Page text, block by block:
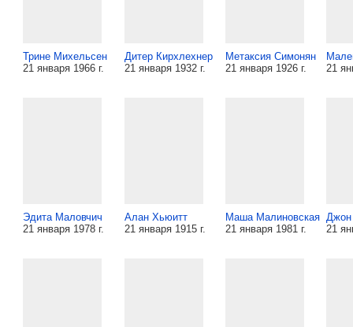
Трине Михельсен
21 января 1966 г.
Дитер Кирхлехнер
21 января 1932 г.
Метаксия Симонян
21 января 1926 г.
21
Эдита Маловчич
21 января 1978 г.
Алан Хьюитт
21 января 1915 г.
Маша Малиновская
21 января 1981 г.
Джон
21